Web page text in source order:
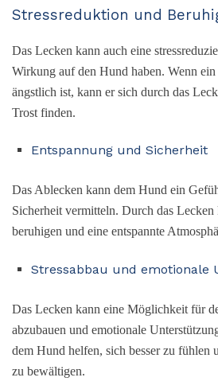
Stressreduktion und
Das Lecken kann auch eine
Wirkung auf den Hund haben. Wenn ein
ängstlich ist, kann er sich durch das
Trost finden.
Entspannung und Sicherheit
Das Ablecken kann dem Hund ein
Sicherheit vermitteln. Durch das Lecken
beruhigen und eine entspannte
Stressabbau und emotionale
Das Lecken kann eine Möglichkeit für
abzubauen und emotionale
dem Hund helfen, sich besser zu fühlen
zu bewältigen.